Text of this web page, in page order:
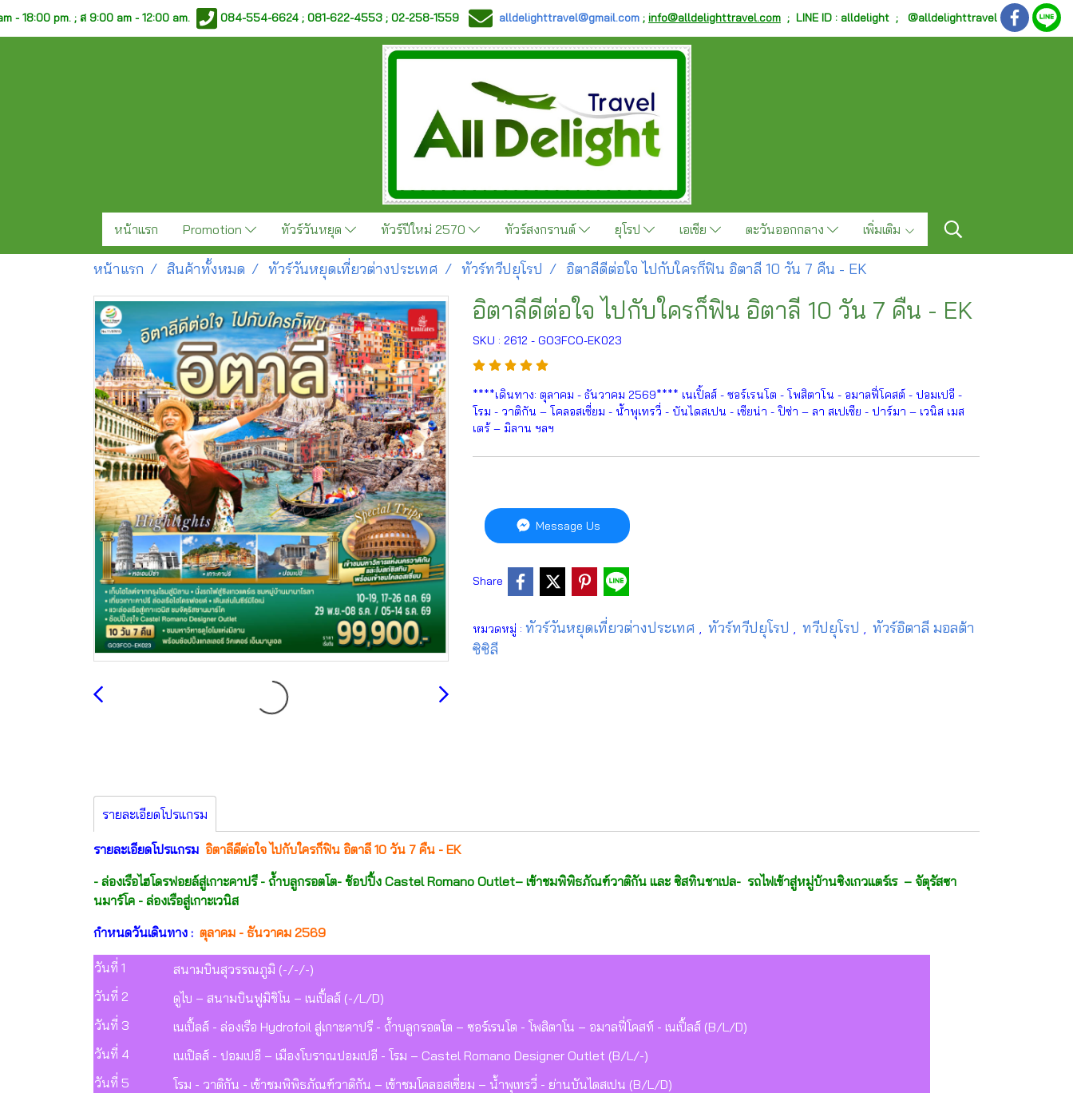
- 18:00 pm. ;ส 9:00 am - 12:00 am. 084-554-6624 ; 081-622-4553 ; 02-258-1559 alldelighttravel@gmail.com ; info@alldelighttravel.com ; LINE ID : alldelight ; @alldelighttravel
หน้าแรก Promotion ทัวร์วันหยุด ทัวร์ปีใหม่ 2570 ทัวร์สงกรานต์ ยุโรป เอเชีย ตะวันออกกลาง เพิ่มเติม
หน้าแรก สินค้าทั้งหมด ทัวร์วันหยุดเที่ยวต่างประเทศ ทัวร์ทวีปยุโรป อิตาลีดีต่อใจ ไปกับใครก็ฟิน อิตาลี 10 วัน 7 คืน - EK
อิตาลีดีต่อใจ ไปกับใครก็ฟิน อิตาลี 10 วัน 7 คืน - EK
SKU : 2612 - GO3FCO-EK023
****เดินทาง: ตุลาคม - ธันวาคม 2569**** เนเปิ้ลส์ - ซอร์เรนโต - โพสิตาโน - อมาลฟี่โคสต์ - ปอมเปอี -
โรม - วาติกัน – โคลอสเซี่ยม - น้ำพุเทรวี่ - บันไดสเปน - เซียน่า - ปิซ่า – ลา สเปเซีย - ปาร์มา – เวนิส เมส
เตร้ – มิลาน ฯลฯ
Message Us
Share
หมวดหมู่ : ทัวร์วันหยุดเที่ยวต่างประเทศ ทัวร์ทวีปยุโรป ทวีปยุโรป
ทัวร์อิตาลี มอลต้า
ซิซิลี
รายละเอียดโปรแกรม
รายละเอียดโปรแกรม อิตาลีดีต่อใจ ไปกับใครก็ฟิน อิตาลี 10 วัน 7 คืน - EK
- ล่องเรือไฮโดรฟอยล์สู่เกาะคาปรี - ถ้ำบลูกรอตโต- ช้อปปิ้ง Castel Romano Outlet– เข้าชมพิพิธภัณฑ์วาติกัน และ ซิสทินชาเปล- รถไฟเข้าสู่หมู่บ้านซิงเกวแตร์เร – จัตุรัสซา
นมาร์โค - ล่องเรือสู่เกาะเวนิส
กำหนดวันเดินทาง : ตุลาคม - ธันวาคม 2569
วันที่ 1
สนามบินสุวรรณภูมิ (-/-/-)
วันที่ 2
ดูไบ – สนามบินฟูมิชิโน – เนเปิ้ลส์ (-/L/D)
วันที่ 3
เนเปิ้ลส์ - ล่องเรือ Hydrofoil สู่เกาะคาปรี - ถ้ำบลูกรอตโต – ซอร์เรนโต - โพสิตาโน – อมาลฟี่โคสท์ - เนเปิ้ลส์ (B/L/D)
วันที่ 4
เนเปิลส์ - ปอมเปอี – เมืองโบราณปอมเปอี - โรม – Castel Romano Designer Outlet (B/L/-)
วันที่ 5
โรม - วาติกัน - เข้าชมพิพิธภัณฑ์วาติกัน – เข้าชมโคลอสเซี่ยม – น้ำพุเทรวี่ - ย่านบันไดสเปน (B/L/D)